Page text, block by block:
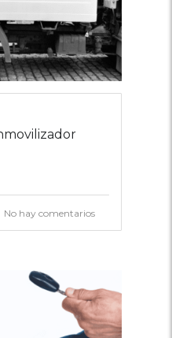
No hay comentarios